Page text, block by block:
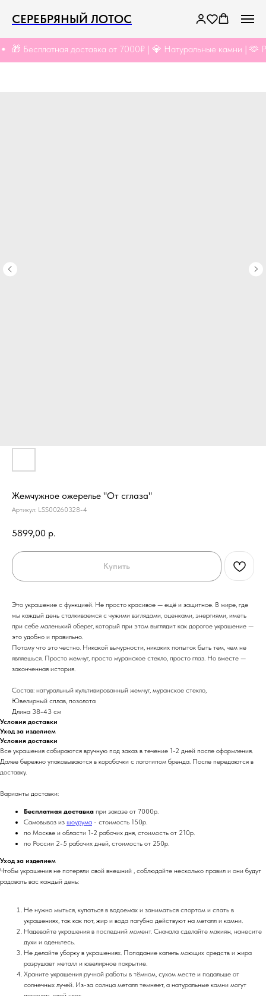
СЕРЕБРЯНЫЙ ЛОТОС
Бесплатная доставка от 7000₽ | 💎 Натуральные камни | 🫶
Жемчужное ожерелье "От сглаза"
Артикул: LSS00260328-4
5899,00 р.
Купить
Это украшение с функцией. Не просто красивое — ещё и защитное. В мире, где
мы каждый день сталкиваемся с чужими взглядами, оценками, энергиями, иметь
при себе маленький оберег, который при этом выглядит как дорогое украшение —
это удобно и правильно.
Потому что это честно. Никакой вычурности, никаких попыток быть тем, чем не
являешься. Просто жемчуг, просто муранское стекло, просто глаз. Но вместе —
законченная история.
Состав: натуральный культивированный жемчуг, муранское стекло,
Ювелирный сплав, позолота
Длина 38-43 см
Условия доставки
Уход за изделием
Условия доставки
Все украшения собираются вручную под заказ в течение 1-2 дней после оформления.
Далее бережно упаковываются в коробочки с логотипом бренда. После передаются в
доставку.
Варианты доставки:
Бесплатная доставка при заказе от 7000р.
Самовывоз из шоурума - стоимость 150р.
по Москве и области 1-2 рабочих дня, стоимость от 210р.
по России 2-5 рабочих дней, стоимость от 250р.
Уход за изделием
Чтобы украшения не потеряли свой внешний , соблюдайте несколько правил и они будут
радовать вас каждый день:
Не нужно мыться, купаться в водоемах и заниматься спортом и спать в
украшениях, так как пот, жир и вода пагубно действуют на металл и камни.
Надевайте украшения в последний момент. Сначала сделайте макияж, нанесите
духи и оденьтесь.
Не делайте уборку в украшениях. Попадание капель моющих средств и жира
разрушает металл и ювелирное покрытие.
Храните украшения ручной работы в тёмном, сухом месте и подальше от
солнечных лучей. Из-за солнца металл темнеет, а натуральные камни могут